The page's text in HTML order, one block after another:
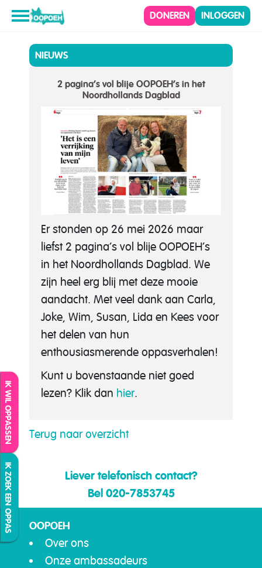
DONEREN INLOGGEN
IK WIL OPPASSEN
IK ZOEK EEN OPPAS
NIEUWS
2 pagina’s vol blije OOPOEH’s in het
Noordhollands Dagblad
Er stonden op 26 mei 2026 maar
liefst 2 pagina’s vol blije OOPOEH’s
in het Noordhollands Dagblad. We
zijn heel erg blij met deze mooie
aandacht. Met veel dank aan Carla,
Joke, Wim, Susan, Lida en Kees voor
het delen van hun
enthousiasmerende oppasverhalen!
Kunt u bovenstaande niet goed
lezen? Klik dan hier.
Terug naar overzicht
Liever telefonisch contact?
Bel 020-7853745
OOPOEH
Over ons
Onze ambassadeurs